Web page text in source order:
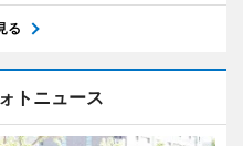
る
トニュース